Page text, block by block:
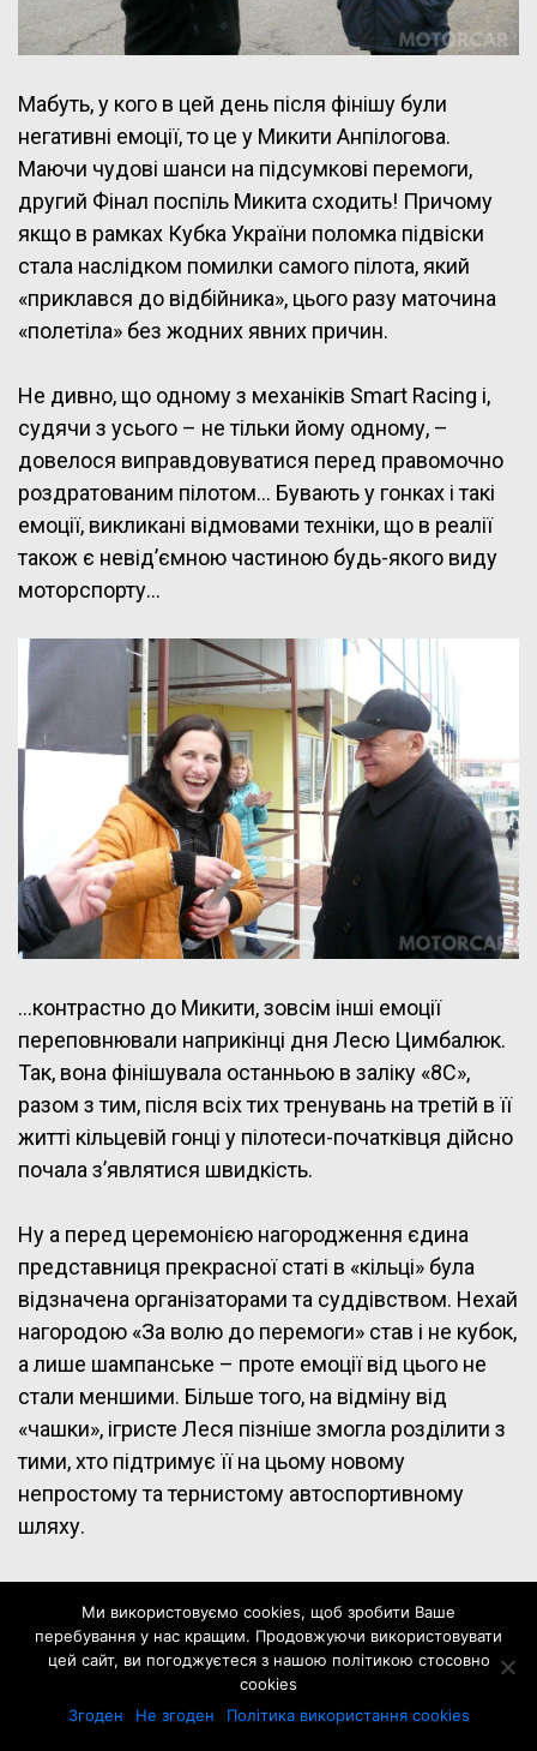
Мабуть, у кого в цей день після фінішу були
негативні емоції, то це у Микити Анпілогова.
Маючи чудові шанси на підсумкові перемоги,
другий Фінал поспіль Микита сходить! Причому
якщо в рамках Кубка України поломка підвіски
стала наслідком помилки самого пілота, який
«приклався до відбійника», цього разу маточина
«полетіла» без жодних явних причин.
Не дивно, що одному з механіків Smart Racing і,
судячи з усього – не тільки йому одному, –
довелося виправдовуватися перед правомочно
роздратованим пілотом… Бувають у гонках і такі
емоції, викликані відмовами техніки, що в реалії
також є невід’ємною частиною будь-якого виду
моторспорту…
…контрастно до Микити, зовсім інші емоції
переповнювали наприкінці дня Лесю Цимбалюк.
Так, вона фінішувала останньою в заліку «8С»,
разом з тим, після всіх тих тренувань на третій в її
житті кільцевій гонці у пілотеси-початківця дійсно
почала з’являтися швидкість.
Ну а перед церемонією нагородження єдина
представниця прекрасної статі в «кільці» була
відзначена організаторами та суддівством. Нехай
нагородою «За волю до перемоги» став і не кубок,
а лише шампанське – проте емоції від цього не
стали меншими. Більше того, на відміну від
«чашки», ігристе Леся пізніше змогла розділити з
тими, хто підтримує її на цьому новому
непростому та тернистому автоспортивному
шляху.
Ми використовуємо cookies, щоб зробити Ваше
перебування у нас кращим. Продовжуючи використовувати
цей сайт, ви погоджуєтеся з нашою політикою стосовно
cookies
Згоден
Не згоден Політика використання cookies